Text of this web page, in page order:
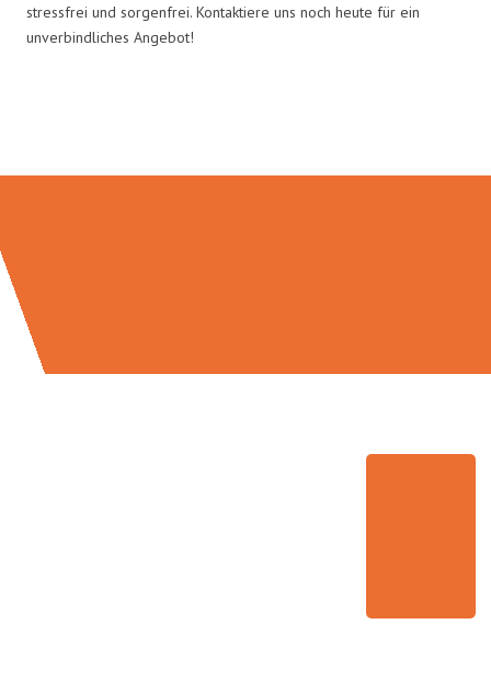
stressfrei und sorgenfrei. Kontaktiere uns noch heute für ein
unverbindliches Angebot!